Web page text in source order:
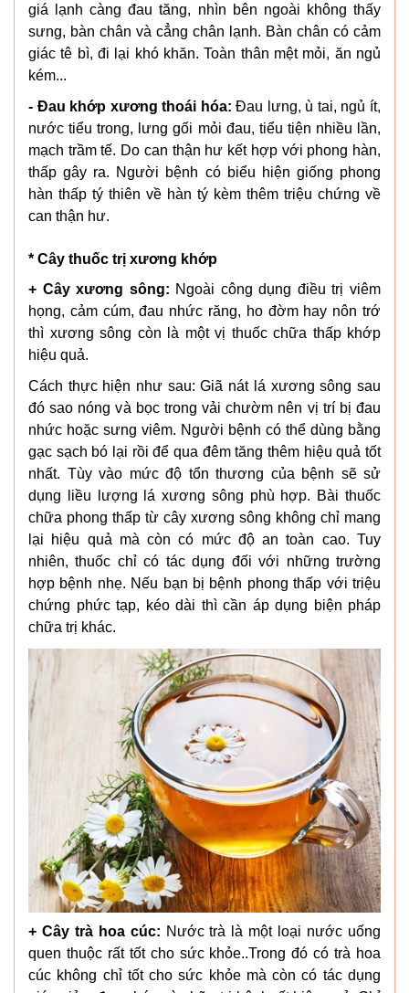
giá lạnh càng đau tăng, nhìn bên ngoài không thấy
sưng, bàn chân và cẳng chân lạnh. Bàn chân có cảm
giác tê bì, đi lại khó khăn. Toàn thân mệt mỏi, ăn ngủ
kém...
- Đau khớp xương thoái hóa: Đau lưng, ù tai, ngủ ít,
nước tiểu trong, lưng gối mỏi đau, tiểu tiện nhiều lần,
mạch trầm tế. Do can thận hư kết hợp với phong hàn,
thấp gây ra. Người bệnh có biểu hiện giống phong
hàn thấp tý thiên về hàn tý kèm thêm triệu chứng về
can thận hư.
* Cây thuốc trị xương khớp
+ Cây xương sông: Ngoài công dụng điều trị viêm
họng, cảm cúm, đau nhức răng, ho đờm hay nôn trớ
thì xương sông còn là một vị thuốc chữa thấp khớp
hiệu quả.
Cách thực hiện như sau: Giã nát lá xương sông sau
đó sao nóng và bọc trong vải chườm nên vị trí bị đau
nhức hoặc sưng viêm. Người bệnh có thể dùng bằng
gạc sạch bó lại rồi để qua đêm tăng thêm hiệu quả tốt
nhất. Tùy vào mức độ tổn thương của bệnh sẽ sử
dụng liều lượng lá xương sông phù hợp. Bài thuốc
chữa phong thấp từ cây xương sông không chỉ mang
lại hiệu quả mà còn có mức độ an toàn cao. Tuy
nhiên, thuốc chỉ có tác dụng đối với những trường
hợp bệnh nhẹ. Nếu bạn bị bệnh phong thấp với triệu
chứng phức tạp, kéo dài thì cần áp dụng biện pháp
chữa trị khác.
+ Cây trà hoa cúc: Nước trà là một loại nước uống
quen thuộc rất tốt cho sức khỏe..Trong đó có trà hoa
cúc không chỉ tốt cho sức khỏe mà còn có tác dụng